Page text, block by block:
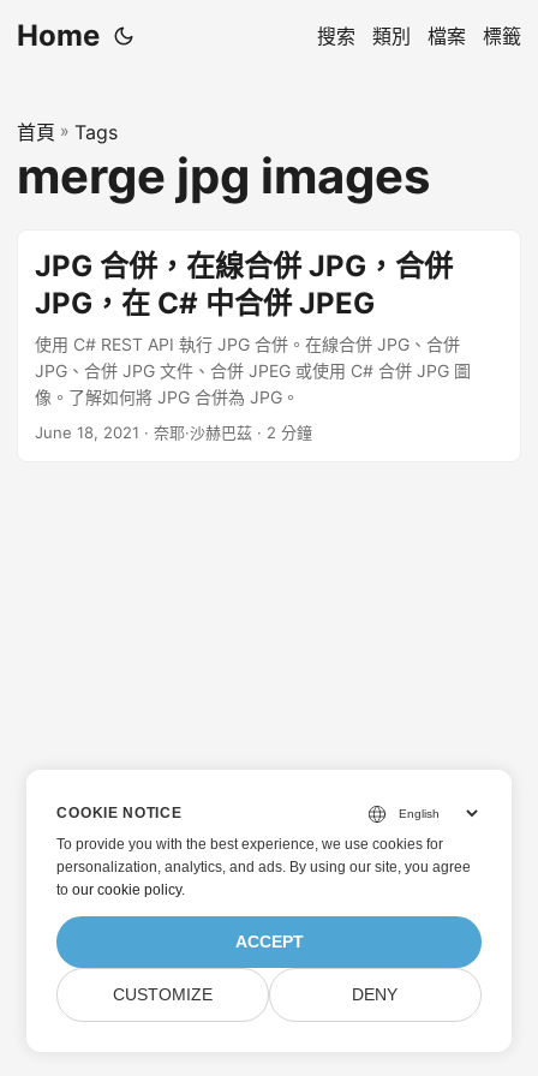
Home 搜索 類別 檔案 標籤
首頁 » Tags
merge jpg images
JPG 合併，在線合併 JPG，合併
JPG，在 C# 中合併 JPEG
使用 C# REST API 執行 JPG 合併。在線合併 JPG、合併
JPG、合併 JPG 文件、合併 JPEG 或使用 C# 合併 JPG 圖
像。了解如何將 JPG 合併為 JPG。
June 18, 2021 · 奈耶·沙赫巴茲 · 2 分鐘
COOKIE NOTICE
To provide you with the best experience, we use cookies for
personalization, analytics, and ads. By using our site, you agree
toour cookie policy.
ACCEPT
CUSTOMIZE DENY